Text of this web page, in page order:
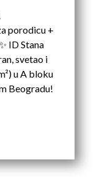
porodicu +
ID Stana
svetao i
u A bloku
Beogradu!